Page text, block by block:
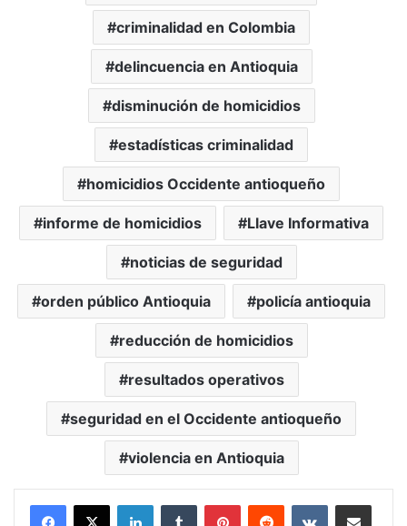
criminalidad en Colombia
delincuencia en Antioquia
disminución de homicidios
estadísticas criminalidad
homicidios Occidente antioqueño
informe de homicidios Llave Informativa
noticias de seguridad
orden público Antioquia policía antioquia
reducción de homicidios
resultados operativos
seguridad en el Occidente antioqueño
violencia en Antioquia
LinkedInTumblr PinterestReddit VKontakteCompartir vía Mail